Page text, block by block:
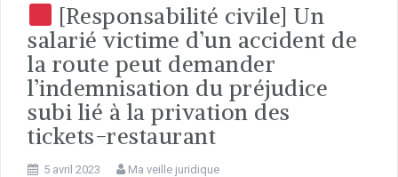
[Responsabilité civile] Un
salarié victime d’un accident de
la route peut demander
l’indemnisation du préjudice
subi lié à la privation des
tickets-restaurant
5 avril 2023 Ma veille juridique